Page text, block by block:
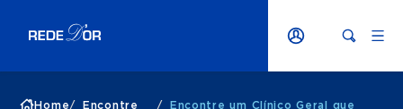
Home/
Encontre
/
Encontre um Clínico Geral que